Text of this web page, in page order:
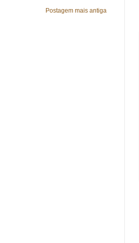
Postagem mais antiga